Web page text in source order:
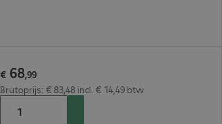
€ 68,99
Brutoprijs: € 83,48 incl. € 14,49 btw